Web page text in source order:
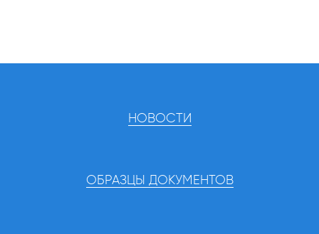
НОВОСТИ
ОБРАЗЦЫ ДОКУМЕНТОВ